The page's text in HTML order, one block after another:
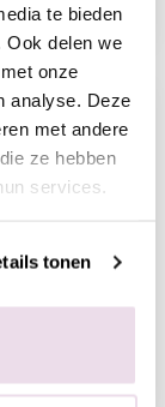
te bieden
Ook delen we
onze
analyse. Deze
met andere
ze hebben
services.
tonen
hoe je een